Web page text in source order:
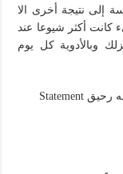
إلى نتيجة أخرى الا
كانت أكثر شيوعا عند
وبالأدوية كل يوم